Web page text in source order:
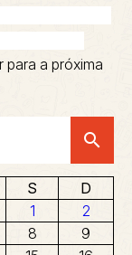
para a próxima
search
S
D
1
2
8
9